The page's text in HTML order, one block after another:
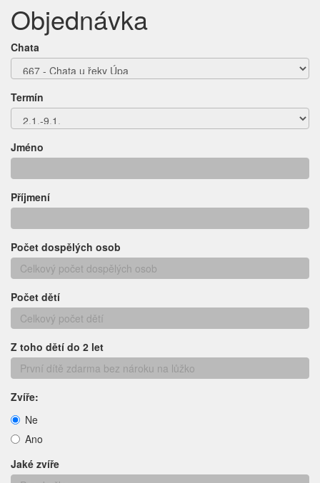
Objednávka
Chata
Termín
Jméno
Příjmení
Počet dospělých osob
Počet dětí
Z toho dětí do 2 let
Zvíře:
Ne
Ano
Jaké zvíře